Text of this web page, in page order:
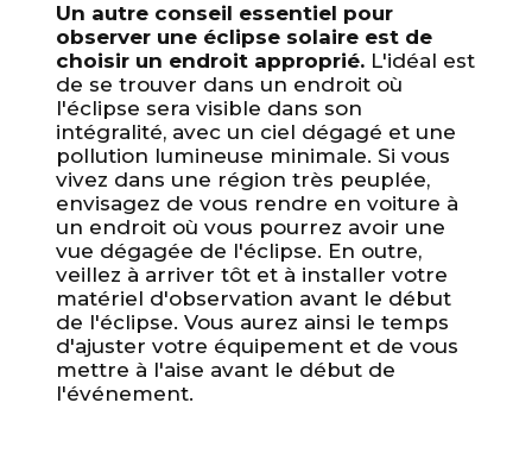
Un autre conseil essentiel pour
observer une éclipse solaire est de
choisir un endroit approprié. L'idéal est
de se trouver dans un endroit où
l'éclipse sera visible dans son
intégralité, avec un ciel dégagé et une
pollution lumineuse minimale. Si vous
vivez dans une région très peuplée,
envisagez de vous rendre en voiture à
un endroit où vous pourrez avoir une
vue dégagée de l'éclipse. En outre,
veillez à arriver tôt et à installer votre
matériel d'observation avant le début
de l'éclipse. Vous aurez ainsi le temps
d'ajuster votre équipement et de vous
mettre à l'aise avant le début de
l'événement.